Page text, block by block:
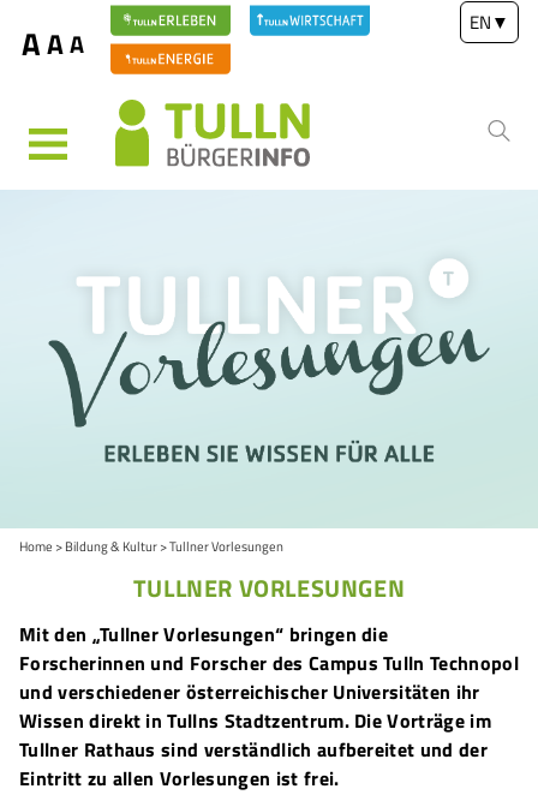
AAA
EN▼
MENÜ
Home Bildung & Kultur Tullner Vorlesungen
TULLNER VORLESUNGEN
Mit den „Tullner Vorlesungen“ bringen die
Forscherinnen und Forscher des Campus Tulln Technopol
und verschiedener österreichischer Universitäten ihr
Wissen direkt in Tullns Stadtzentrum. Die Vorträge im
Tullner Rathaus sind verständlich aufbereitet und der
Eintritt zu allen Vorlesungen ist frei.